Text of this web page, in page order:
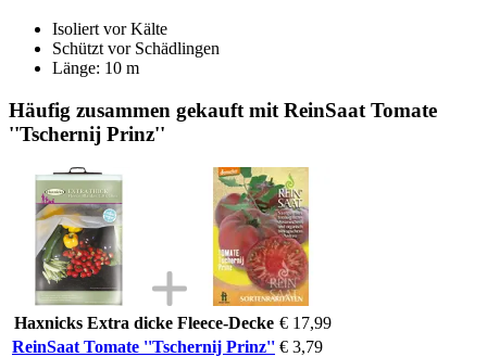
Isoliert vor Kälte
Schützt vor Schädlingen
Länge: 10 m
Häufig zusammen gekauft mit ReinSaat Tomate
''Tschernij Prinz''
Haxnicks Extra dicke Fleece-Decke € 17,99
ReinSaat Tomate ''Tschernij Prinz'' € 3,79